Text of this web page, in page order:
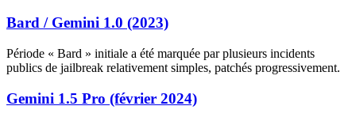
Bard / Gemini 1.0 (2023)
Période « Bard » initiale a été marquée par plusieurs incidents
publics de jailbreak relativement simples, patchés progressivement.
Gemini 1.5 Pro (février 2024)